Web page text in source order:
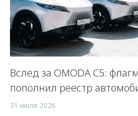
Вслед за OMODA C5:
пополнил реестр
31 июля 2026